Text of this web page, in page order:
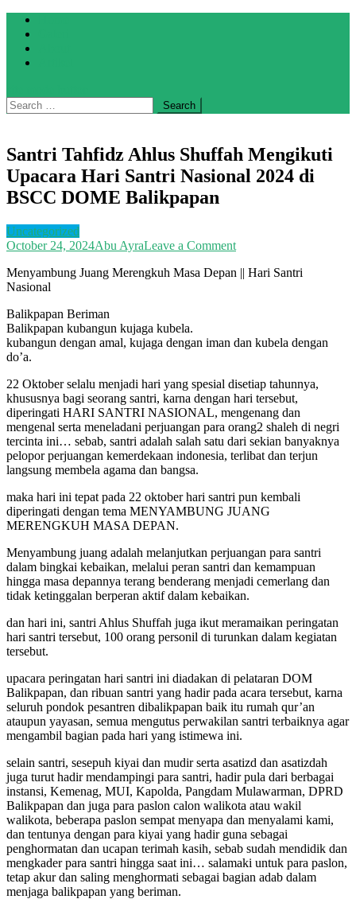
Skip
content
Search
for:
Santri Tahfidz Ahlus Shuffah Mengikuti
Upacara Hari Santri Nasional 2024 di
BSCC DOME Balikpapan
Uncategorized
October 24, 2024Abu AyraLeave a Commenton
Tahfidz
Hari
2024
di
BSCC
DOME
Balikpapan
Menyambung Juang Merengkuh Masa Depan || Hari Santri
Nasional
Balikpapan Beriman
Balikpapan kubangun kujaga kubela.
kubangun dengan amal, kujaga dengan iman dan kubela dengan
do’a.
22 Oktober selalu menjadi hari yang spesial disetiap tahunnya,
khususnya bagi seorang santri, karna dengan hari tersebut,
diperingati HARI SANTRI NASIONAL, mengenang dan
mengenal serta meneladani perjuangan para orang2 shaleh di negri
tercinta ini… sebab, santri adalah salah satu dari sekian banyaknya
pelopor perjuangan kemerdekaan indonesia, terlibat dan terjun
langsung membela agama dan bangsa.
maka hari ini tepat pada 22 oktober hari santri pun kembali
diperingati dengan tema MENYAMBUNG JUANG
MERENGKUH MASA DEPAN.
Menyambung juang adalah melanjutkan perjuangan para santri
dalam bingkai kebaikan, melalui peran santri dan kemampuan
hingga masa depannya terang benderang menjadi cemerlang dan
tidak ketinggalan berperan aktif dalam kebaikan.
dan hari ini, santri Ahlus Shuffah juga ikut meramaikan peringatan
hari santri tersebut, 100 orang personil di turunkan dalam kegiatan
tersebut.
upacara peringatan hari santri ini diadakan di pelataran DOM
Balikpapan, dan ribuan santri yang hadir pada acara tersebut, karna
seluruh pondok pesantren dibalikpapan baik itu rumah qur’an
ataupun yayasan, semua mengutus perwakilan santri terbaiknya agar
mengambil bagian pada hari yang istimewa ini.
selain santri, sesepuh kiyai dan mudir serta asatizd dan asatizdah
juga turut hadir mendampingi para santri, hadir pula dari berbagai
instansi, Kemenag, MUI, Kapolda, Pangdam Mulawarman, DPRD
Balikpapan dan juga para paslon calon walikota atau wakil
walikota, beberapa paslon sempat menyapa dan menyalami kami,
dan tentunya dengan para kiyai yang hadir guna sebagai
penghormatan dan ucapan terimah kasih, sebab sudah mendidik dan
mengkader para santri hingga saat ini… salamaki untuk para paslon,
tetap akur dan saling menghormati sebagai bagian adab dalam
menjaga balikpapan yang beriman.